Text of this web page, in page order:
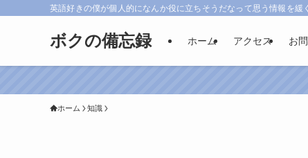
英語好きの僕が個人的になんか役に立ちそうだなって思う情報を緩
ボクの備忘録 ホーム アクセス お
参考に
ホーム 知識